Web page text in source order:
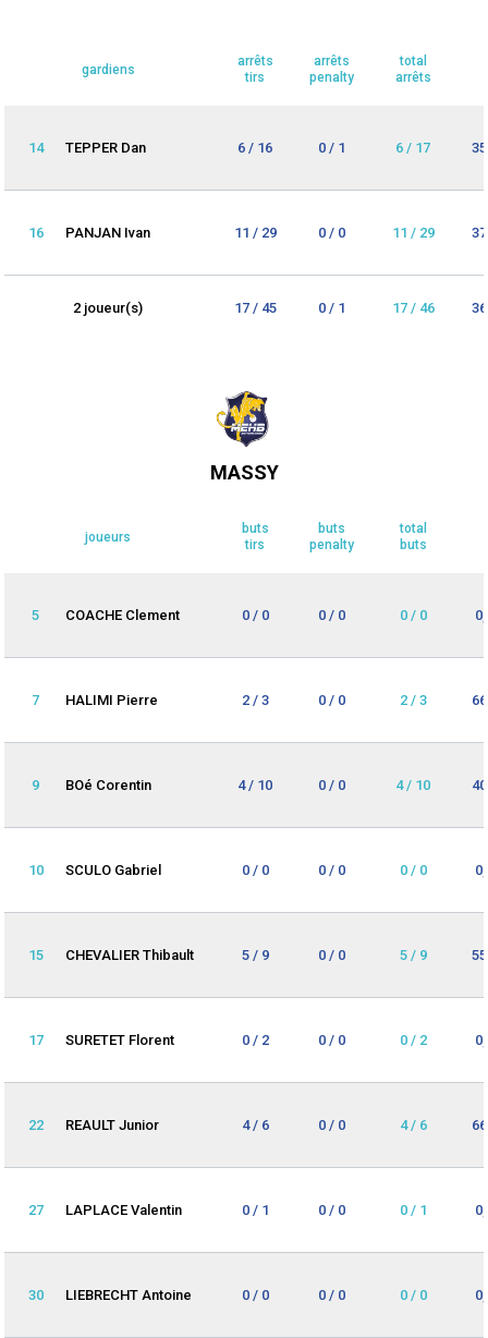
gardiens
arrêts
tirs
arrêts
penalty
total
arrêts
14 TEPPER Dan 6 / 16 0 / 1 6 / 17
16 PANJAN Ivan 11 / 29 0 / 0 11 / 29
2 joueur(s) 17 / 45 0 / 1 17 / 46
MASSY
joueurs
buts
tirs
buts
penalty
total
buts
5 COACHE Clement 0 / 0 0 / 0 0 / 0
7 HALIMI Pierre 2 / 3 0 / 0 2 / 3
9 BOé Corentin 4 / 10 0 / 0 4 / 10
10 SCULO Gabriel 0 / 0 0 / 0 0 / 0
15 CHEVALIER Thibault 5 / 9 0 / 0 5 / 9
17 SURETET Florent 0 / 2 0 / 0 0 / 2
22 REAULT Junior 4 / 6 0 / 0 4 / 6
27 LAPLACE Valentin 0 / 1 0 / 0 0 / 1
30 LIEBRECHT Antoine 0 / 0 0 / 0 0 / 0